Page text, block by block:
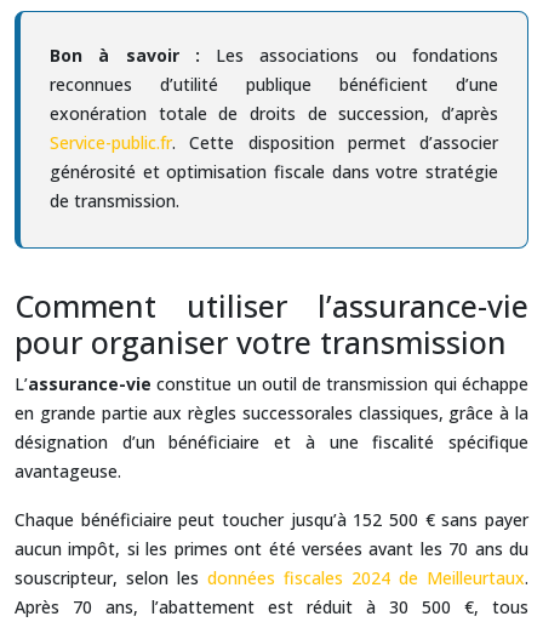
Bon à savoir : Les associations ou fondations
reconnues d’utilité publique bénéficient d’une
exonération totale de droits de succession, d’après
Service-public.fr. Cette disposition permet d’associer
générosité et optimisation fiscale dans votre stratégie
de transmission.
Comment utiliser l’assurance-vie
pour organiser votre transmission
L’assurance-vie constitue un outil de transmission qui échappe
en grande partie aux règles successorales classiques, grâce à la
désignation d’un bénéficiaire et à une fiscalité spécifique
avantageuse.
Chaque bénéficiaire peut toucher jusqu’à 152 500 € sans payer
aucun impôt, si les primes ont été versées avant les 70 ans du
souscripteur, selon les données fiscales 2024 de Meilleurtaux.
Après 70 ans, l’abattement est réduit à 30 500 €, tous